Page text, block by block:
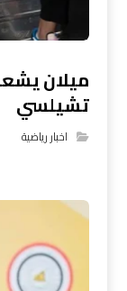
ميلان
تشيلسي
اخبار رياضية